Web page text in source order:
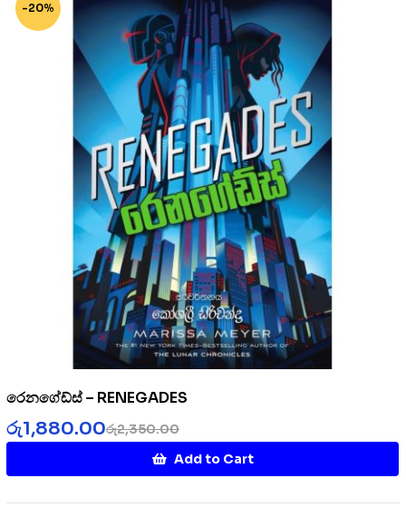
-20%
රෙනගේඩ්ස් – RENEGADES
රු2,350.00
රු1,880.00
Add to Cart